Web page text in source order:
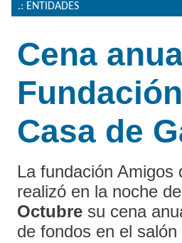
.: ENTIDADES
Cena
Casa de
La fundación Amigos
realizó en la noche
Octubre su cena
de fondos en el salón